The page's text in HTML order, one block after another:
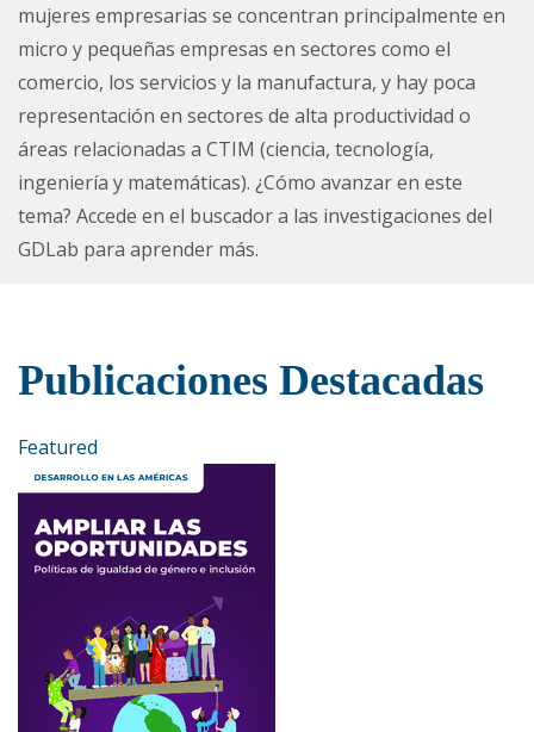
mujeres empresarias se concentran principalmente en
micro y pequeñas empresas en sectores como el
comercio, los servicios y la manufactura, y hay poca
representación en sectores de alta productividad o
áreas relacionadas a CTIM (ciencia, tecnología,
ingeniería y matemáticas). ¿Cómo avanzar en este
tema? Accede en el buscador a las investigaciones del
GDLab para aprender más.
Publicaciones Destacadas
Featured